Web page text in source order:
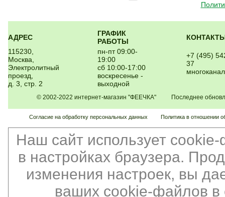
АДРЕС
ГРАФИК
РАБОТЫ
115230,
Москва,
Электролитный
проезд,
д. 3, стр. 2
пн-пт 09:00-
19:00
сб 10:00-17:00
воскресенье -
выходной
+7 (495)
37
© 2002-2022 интернет-магазин "ФЕЕЧКА" Последнее
Согласие на обработку персональных данных Политика в отношении
Наш сайт использует
в настройках браузера.
изменения настроек, вы
ваших cookie-файлов в